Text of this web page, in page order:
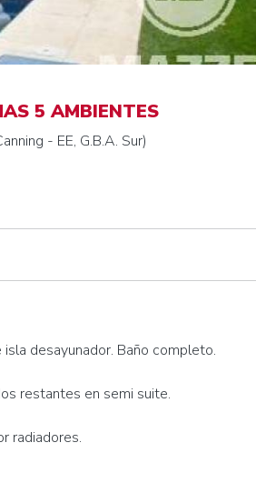
5 AMBIENTES
- EE, G.B.A. Sur)
desayunador. Baño completo.
restantes en semi suite.
radiadores.